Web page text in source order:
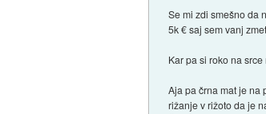
Se mi zdi smešno da
5k € saj sem vanj
Kar pa si roko na
Aja pa črna mat je na
rižanje v rižoto da je